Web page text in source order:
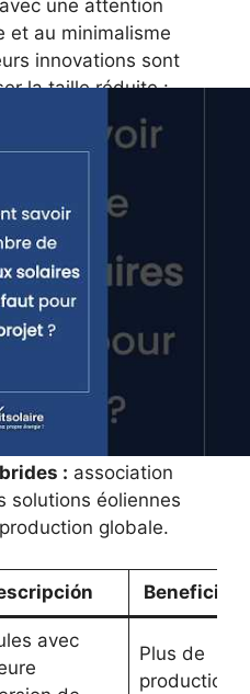
une attention
et au minimalisme
innovations sont
la taille réduite :
capables de
sur une surface
de l’énergie :
stockage et
électrique local.
en temps réel :
pour
écologiques et
: association
solutions éoliennes
globale.
Beneficios
avec
Plus de
production